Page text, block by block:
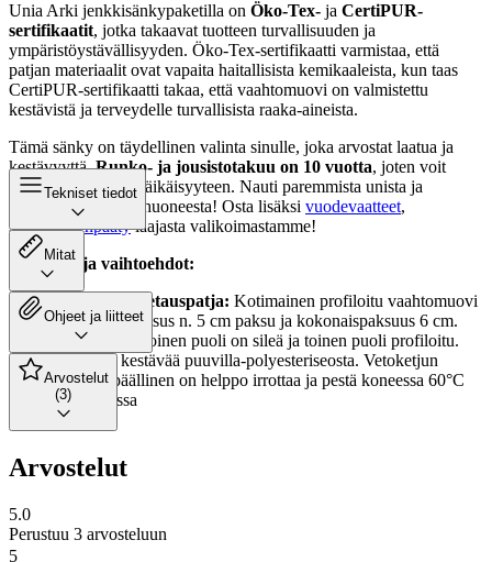
Unia Arki jenkkisänkypaketilla on Öko-Tex- ja CertiPUR-
sertifikaatit, jotka takaavat tuotteen turvallisuuden ja
ympäristöystävällisyyden. Öko-Tex-sertifikaatti varmistaa, että
patjan materiaalit ovat vapaita haitallisista kemikaaleista, kun taas
CertiPUR-sertifikaatti takaa, että vaahtomuovi on valmistettu
kestävistä ja terveydelle turvallisista raaka-aineista.
Tämä sänky on täydellinen valinta sinulle, joka arvostat laatua ja
kestävyyttä.Runko- ja jousistotakuu on 10 vuotta, joten voit
luottaa tuotteen pitkäikäisyyteen. Nauti paremmista unista ja
tyylikkäästä makuuhuoneesta! Osta lisäksi vuodevaatteet,
sekäsängynpäätylaajasta valikoimastamme!
Petauspatja vaihtoehdot:
Unia Basic petauspatja: Kotimainen profiloitu vaahtomuovi
petauspatja. Sisus n. 5 cm paksu ja kokonaispaksuus 6 cm.
Petauspatjan toinen puoli on sileä ja toinen puoli profiloitu.
Päällinen kestävää puuvilla-polyesteriseosta. Vetoketjun
ansiosta päällinen on helppo irrottaa ja pestä koneessa 60°C
lämpötilassa
Tekniset tiedot
Mitat
Ohjeet ja liitteet
Arvostelut
(3)
Arvostelut
5.0
Perustuu 3 arvosteluun
5